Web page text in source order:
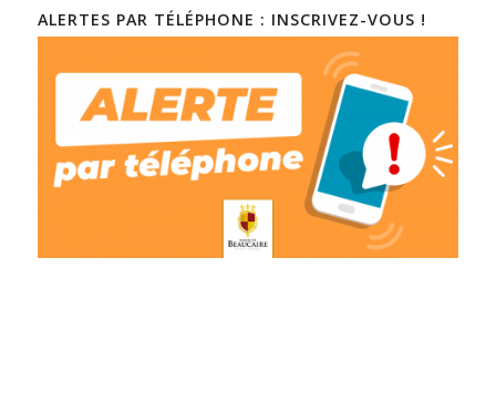
ALERTES PAR TÉLÉPHONE : INSCRIVEZ-VOUS !